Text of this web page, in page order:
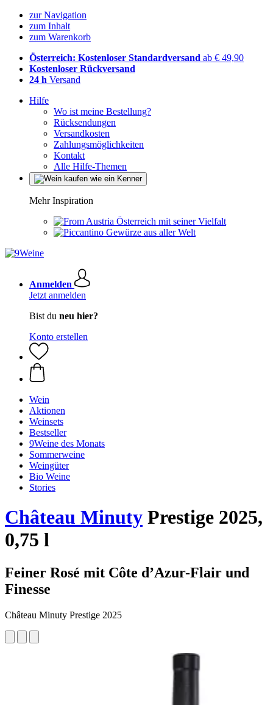
zur Navigation
zum Inhalt
zum Warenkorb
Österreich: Kostenloser Standardversand ab € 49,90
Kostenloser Rückversand
24 h Versand
Hilfe
Wo ist meine Bestellung?
Rücksendungen
Versandkosten
Zahlungsmöglichkeiten
Kontakt
Alle Hilfe-Themen
Mehr Inspiration
Österreich mit seiner Vielfalt
Gewürze aus aller Welt
Anmelden
Jetzt anmelden
Bist du neu hier?
Konto erstellen
Wein
Aktionen
Weinsets
Bestseller
9Weine des Monats
Sommerweine
Weingüter
Bio Weine
Stories
Château Minuty Prestige 2025,
0,75 l
Feiner Rosé mit Côte d’Azur-Flair und
Finesse
Château Minuty Prestige 2025